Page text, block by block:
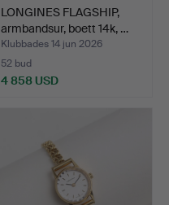
LONGINES FLAGSHIP,
armbandsur, boett 14k, …
Klubbades 14 jun 2026
52 bud
4 858 USD